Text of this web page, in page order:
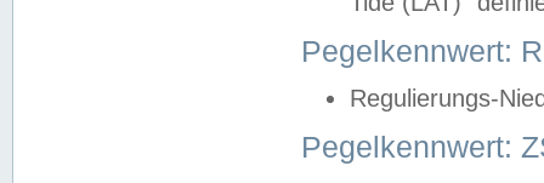
Pegelkennwert:
Regulierungs-
Pegelkennwert: